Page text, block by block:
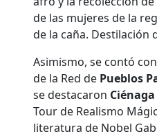
de las mujeres de la
de la caña. Destilación
Asimismo, se contó
de la Red de Pueblos
se destacaron
Tour de Realismo
literatura de Nobel